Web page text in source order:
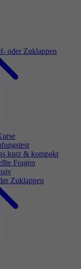
oder Zuklappen
kurz & kompakt
Fragen
Zuklappen